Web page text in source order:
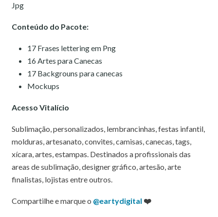
Jpg
Conteúdo do Pacote:
17 Frases lettering em Png
16 Artes para Canecas
17 Backgrouns para canecas
Mockups
Acesso Vitalício
Sublimação, personalizados, lembrancinhas, festas infantil,
molduras, artesanato, convites, camisas, canecas, tags,
xícara, artes, estampas. Destinados a profissionais das
areas de sublimação, designer gráfico, artesão, arte
finalistas, lojistas entre outros.
Compartilhe e marque o @eartydigital ❤️